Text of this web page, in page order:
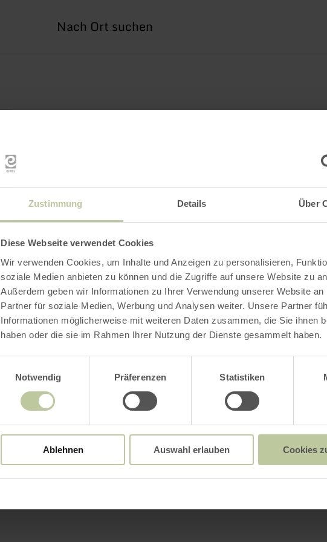
Zustimmung Details Über
Diese Webseite verwendet Cookies
Wir verwenden Cookies, um Inhalte und Anzeigen zu personalisieren,
soziale Medien anbieten zu können und die Zugriffe auf unsere Website zu
Außerdem geben wir Informationen zu Ihrer Verwendung unserer Website an
Partner für soziale Medien, Werbung und Analysen weiter. Unsere Partner
Informationen möglicherweise mit weiteren Daten zusammen, die Sie ihnen
haben oder die sie im Rahmen Ihrer Nutzung der Dienste gesammelt haben.
Notwendig
Präferenzen Statistiken
Ablehnen Auswahl erlauben Cookies
suche